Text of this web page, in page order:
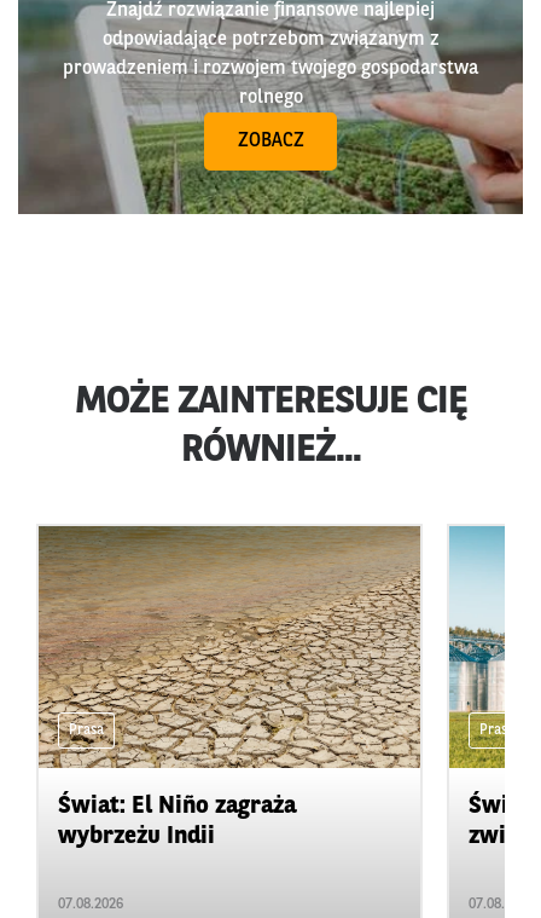
Znajdź rozwiązanie finansowe najlepiej
odpowiadające potrzebom związanym z
prowadzeniem i rozwojem twojego gospodarstwa
rolnego
ZOBACZ
MOŻE ZAINTERESUJE CIĘ
RÓWNIEŻ...
Prasa
Świat: El Niño zagraża
wybrzeżu Indii
07.08.2026
Prasa
07.08.2026